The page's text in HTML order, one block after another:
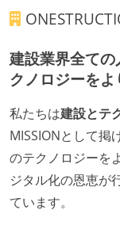
全てのコード
ベースで行わ
自動（＝シス
オープンな情
ドキュメント
レッジの共有
取り組みをし
建設業界全て
クノロジーを
私たちは建設とテ
MISSIONとして掲
のテクノロジーを
ジタル化の恩恵が
ています。